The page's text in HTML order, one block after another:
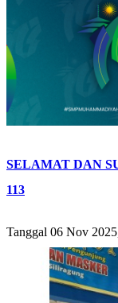
SELAMAT DAN
113
Tanggal 06 Nov